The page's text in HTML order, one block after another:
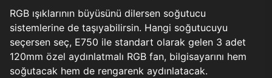
RGB ışıklarının büyüsünü dilersen soğutucu
sistemlerine de taşıyabilirsin. Hangi soğutucuyu
seçersen seç, E750 ile standart olarak gelen 3 adet
120mm özel aydınlatmalı RGB fan, bilgisayarını hem
soğutacak hem de rengarenk aydınlatacak.